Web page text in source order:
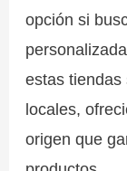
opción si
estas tiendas
locales,
origen que